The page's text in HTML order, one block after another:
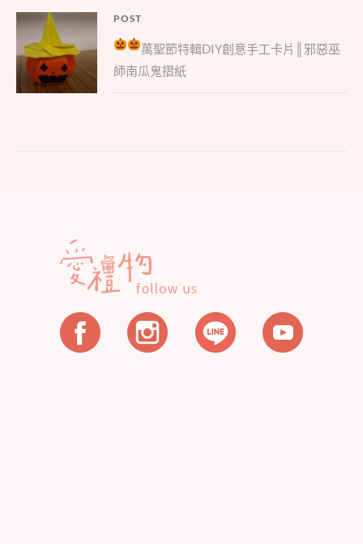
文
章
導
覽
POST
Parent
post:
萬聖節特輯DIY創意手工卡片║邪惡巫
師南瓜鬼摺紙